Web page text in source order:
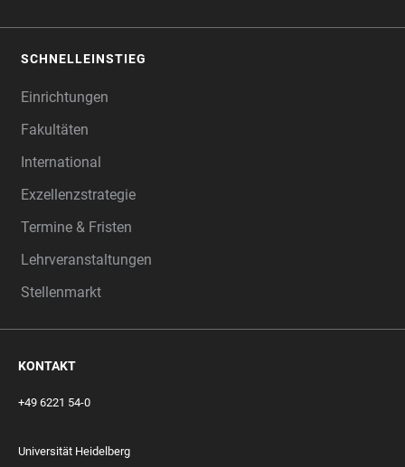
SCHNELLEINSTIEG
Einrichtungen
Fakultäten
International
Exzellenzstrategie
Termine & Fristen
Lehrveranstaltungen
Stellenmarkt
KONTAKT
+49 6221 54-0
Universität Heidelberg